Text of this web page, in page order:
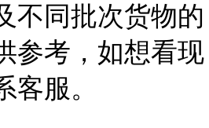
不同批次货物的
参考，如想看现
客服。